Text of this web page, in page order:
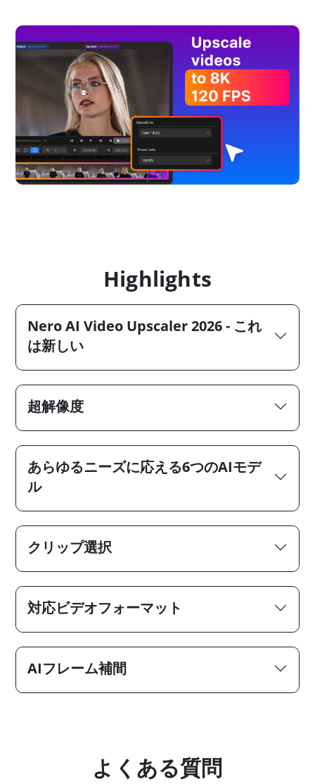
Previous Next
Highlights
Nero AI Video Upscaler 2026 - これ
は新しい
超解像度
あらゆるニーズに応える6つのAIモデ
ル
クリップ選択
対応ビデオフォーマット
AIフレーム補間
よくある質問